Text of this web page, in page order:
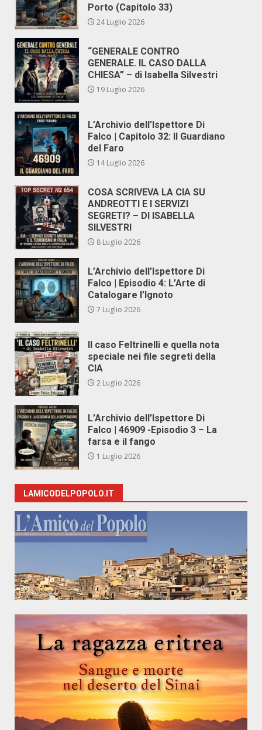
Porto (Capitolo 33)
24 Luglio 2026
“GENERALE CONTRO
GENERALE. IL CASO DALLA
CHIESA” – di Isabella Silvestri
19 Luglio 2026
L’Archivio dell’Ispettore Di
Falco | Capitolo 32: Il Guardiano
del Faro
14 Luglio 2026
COSA SCRIVEVA LA CIA SU
ANDREOTTI E I SERVIZI
SEGRETI? – DI ISABELLA
SILVESTRI
8 Luglio 2026
L’Archivio dell’Ispettore Di
Falco | Episodio 4: L’Arte di
Catalogare l’Ignoto
7 Luglio 2026
Il caso Feltrinelli e quella nota
speciale nei file segreti della
CIA
2 Luglio 2026
L’Archivio dell’Ispettore Di
Falco | 46909 -Episodio 3 – La
farsa e il fango
1 Luglio 2026
LAMICODELPOPOLO.IT